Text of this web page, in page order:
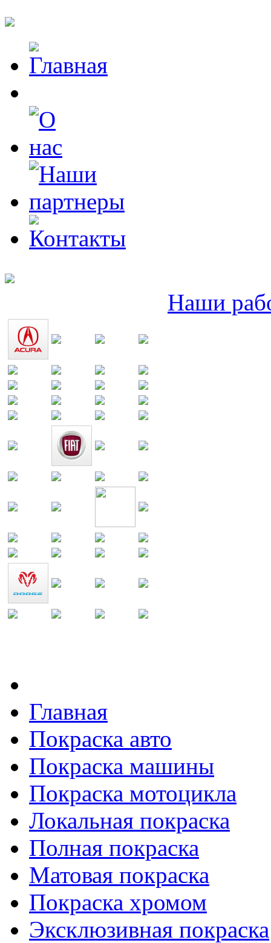
Наши
Главная
Покраска авто
Покраска машины
Покраска мотоцикла
Локальная покраска
Полная покраска
Матовая покраска
Покраска хромом
Эксклюзивная покраска